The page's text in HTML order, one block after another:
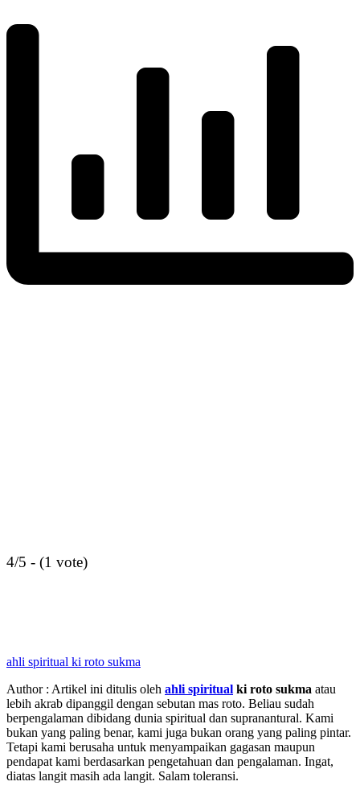
4/5 - (1 vote)
ahli spiritual ki roto sukma
Author : Artikel ini ditulis oleh ahli spiritual ki roto sukma atau
lebih akrab dipanggil dengan sebutan mas roto. Beliau sudah
berpengalaman dibidang dunia spiritual dan supranantural. Kami
bukan yang paling benar, kami juga bukan orang yang paling pintar.
Tetapi kami berusaha untuk menyampaikan gagasan maupun
pendapat kami berdasarkan pengetahuan dan pengalaman. Ingat,
diatas langit masih ada langit. Salam toleransi.